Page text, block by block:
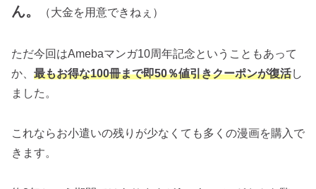
ん。
（大金を用意できねぇ）
ただ今回はAmebaマンガ10周年記念ということもあって
か、 最もお得な100冊まで即50％値引きクーポンが復活し
ました。
これならお小遣いの残りが少なくても多くの漫画を購入で
きます。